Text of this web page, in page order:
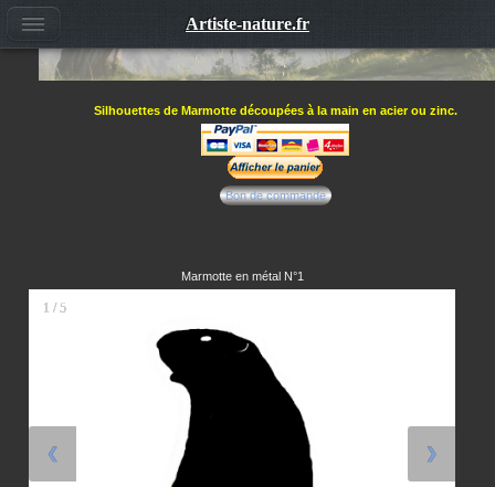
Silhouettes de Marmotte découpées à la main en acier ou zinc.
Bon de commande
Marmotte en métal N°1
1 / 5
❮ ❯
Artiste-nature.fr